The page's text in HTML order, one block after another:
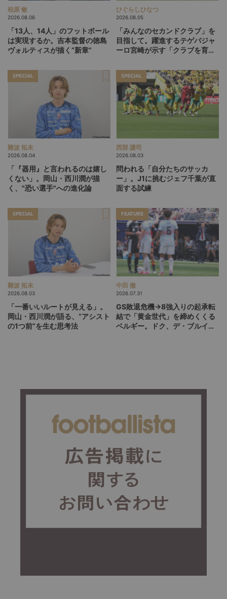
柏原 敏
2026.08.06
「13人、14人」のフットボール
は実現するか。吉本監督の徳島
ヴォルティスが描く“新章”
ひぐらしひなつ
2026.08.05
「みんなのセカンドクラブ」を
目指して。躍進するテゲバジャ
ーロ宮崎が示す「クラブを育て
SPECIAL
難波 拓未
2026.08.04
「『器用』と言われるのは嬉し
くない」。岡山・西川潤が描
く、"恐い選手"への進化論
SPECIAL
西部 謙司
2026.08.03
問われる「自分たちのサッカ
ー」。J1に挑むジェフ千葉が直
面する試練
SPECIAL
難波 拓未
2026.08.03
「一番いいルートが見える」。
岡山・西川潤が語る、“アシスト
の1つ前”を生む思考法
FEATURE
中田 徹
2026.07.31
GS敗退危機→8強入りの起承転
結で「黄金世代」を締めくくる
ベルギー。ドク、デ・ブルイネ